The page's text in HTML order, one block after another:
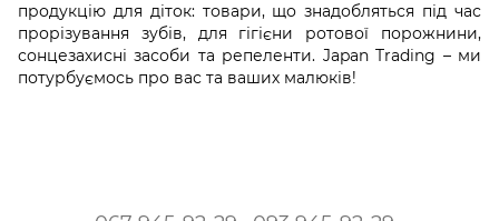
продукцію для діток: товари, що знадобляться під час
прорізування зубів, для гігієни ротової порожнини,
сонцезахисні засоби та репеленти. Japan Trading – ми
потурбуємось про вас та ваших малюків!